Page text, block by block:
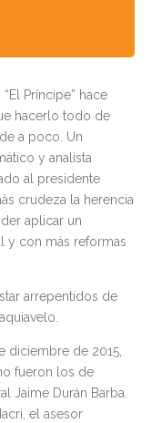
Príncipe” hace
hacerlo todo de
a poco. Un
y analista
al presidente
crudeza la herencia
aplicar un
y con más reformas
arrepentidos de
diciembre de 2015,
fueron los de
Jaime Durán Barba.
el asesor